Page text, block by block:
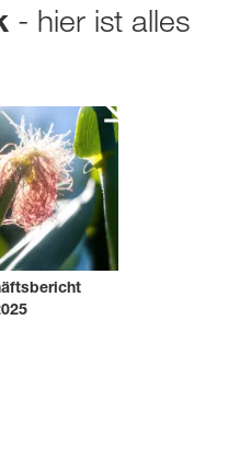
- hier ist alles